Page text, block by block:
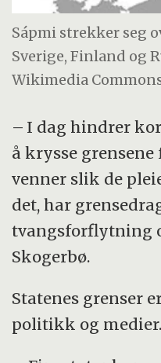
Sápmi strekker seg
Sverige, Finland og
Wikimedia
– I dag hindrer
å krysse
venner slik de
det, har
tvangsforflytning
Skogerbø.
Statenes grenser
politikk og medier.